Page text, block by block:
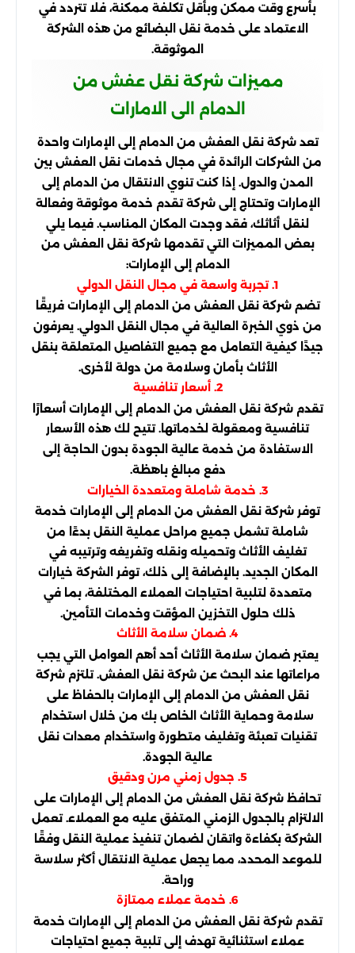
بأسرع وقت ممكن وبأقل تكلفة ممكنة، فلا تتردد في
الاعتماد على خدمة نقل البضائع من هذه الشركة
الموثوقة.
مميزات شركة نقل عفش من
الدمام الى الامارات
تعد شركة نقل العفش من الدمام إلى الإمارات واحدة
من الشركات الرائدة في مجال خدمات نقل العفش بين
المدن والدول. إذا كنت تنوي الانتقال من الدمام إلى
الإمارات وتحتاج إلى شركة تقدم خدمة موثوقة وفعالة
لنقل أثاثك، فقد وجدت المكان المناسب. فيما يلي
بعض المميزات التي تقدمها شركة نقل العفش من
الدمام إلى الإمارات:
1. تجربة واسعة في مجال النقل الدولي
تضم شركة نقل العفش من الدمام إلى الإمارات فريقًا
من ذوي الخبرة العالية في مجال النقل الدولي. يعرفون
جيدًا كيفية التعامل مع جميع التفاصيل المتعلقة بنقل
الأثاث بأمان وسلامة من دولة لأخرى.
2. أسعار تنافسية
تقدم شركة نقل العفش من الدمام إلى الإمارات أسعارًا
تنافسية ومعقولة لخدماتها. تتيح لك هذه الأسعار
الاستفادة من خدمة عالية الجودة بدون الحاجة إلى
دفع مبالغ باهظة.
3. خدمة شاملة ومتعددة الخيارات
توفر شركة نقل العفش من الدمام إلى الإمارات خدمة
شاملة تشمل جميع مراحل عملية النقل بدءًا من
تغليف الأثاث وتحميله ونقله وتفريغه وترتيبه في
المكان الجديد. بالإضافة إلى ذلك، توفر الشركة خيارات
متعددة لتلبية احتياجات العملاء المختلفة، بما في
ذلك حلول التخزين المؤقت وخدمات التأمين.
4. ضمان سلامة الأثاث
يعتبر ضمان سلامة الأثاث أحد أهم العوامل التي يجب
مراعاتها عند البحث عن شركة نقل العفش. تلتزم شركة
نقل العفش من الدمام إلى الإمارات بالحفاظ على
سلامة وحماية الأثاث الخاص بك من خلال استخدام
تقنيات تعبئة وتغليف متطورة واستخدام معدات نقل
عالية الجودة.
5. جدول زمني مرن ودقيق
تحافظ شركة نقل العفش من الدمام إلى الإمارات على
الالتزام بالجدول الزمني المتفق عليه مع العملاء. تعمل
الشركة بكفاءة واتقان لضمان تنفيذ عملية النقل وفقًا
للموعد المحدد، مما يجعل عملية الانتقال أكثر سلاسة
وراحة.
6. خدمة عملاء ممتازة
تقدم شركة نقل العفش من الدمام إلى الإمارات خدمة
عملاء استثنائية تهدف إلى تلبية جميع احتياجات